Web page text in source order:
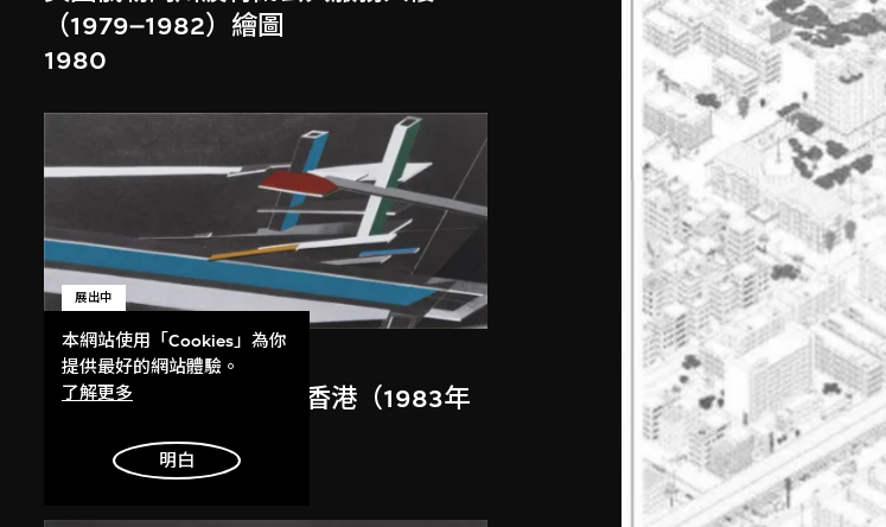
（1979–1982）繪圖
1980
扎哈．哈迪德
展出中
大堂設計，山頂項目，香港（1983年
1983/2012
本網站使用「Cookies」為你
提供最好的網站體驗。
了解更多
明白